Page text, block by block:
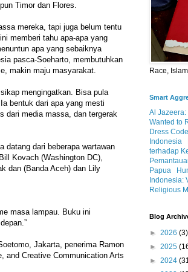
Timor dan Flores.
mereka, tapi juga belum tentu
memberi tahu apa-apa yang
apa yang sebaiknya
pasca-Soeharto, membutuhkan
makin maju masyarakat.
mengingatkan. Bisa pula
bentuk dari apa yang mesti
dari media massa, dan tergerak
datang dari beberapa wartawan
Kovach (Washington DC),
dan (Banda Aceh) dan Lily
masa lampau. Buku ini
Jakarta, penerima Ramon
and Creative Communication Arts
Race,
Smart
Al Jazeera:
Wanted to
Dress
Indonesia
terhadap
Papua
Indonesia:
Religious
Blog
► 2026 (3)
► 2025
► 2024